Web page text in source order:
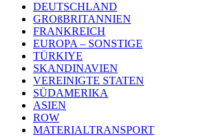
DEUTSCHLAND
GROßBRITANNIEN
FRANKREICH
EUROPA – SONSTIGE
TÜRKIYE
SKANDINAVIEN
VEREINIGTE STATEN
SÜDAMERIKA
ASIEN
ROW
MATERIALTRANSPORT